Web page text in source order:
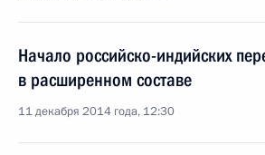
Начало российско-индийских
в расширенном составе
11 декабря 2014 года, 12:30